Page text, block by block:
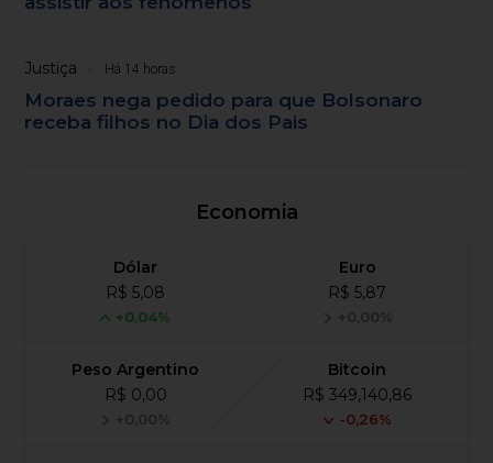
Justiça Há 14 horas
Moraes nega pedido para que Bolsonaro
receba filhos no Dia dos Pais
Economia
Dólar
R$ 5,08
+0,04%
Euro
R$ 5,87
+0,00%
Peso Argentino
R$ 0,00
+0,00%
Bitcoin
R$ 349,140,86
-0,26%